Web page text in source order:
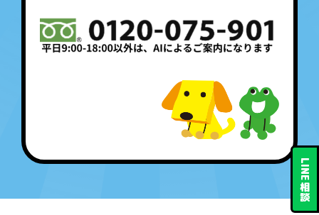
LINE
相
談